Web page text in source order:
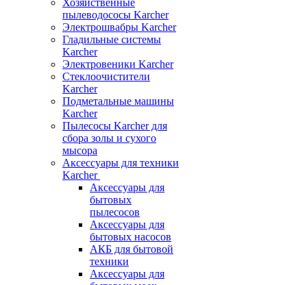
Хозяйственные
пылеводососы Karcher
Электрошвабры Karcher
Гладильные системы
Karcher
Электровеники Karcher
Стеклоочистители
Karcher
Подметальные машины
Karcher
Пылесосы Karcher для
сбора золы и сухого
мысора
Аксессуары для техники
Karcher
Аксессуары для
бытовых
пылесосов
Аксессуары для
бытовых насосов
АКБ для бытовой
техники
Аксессуары для